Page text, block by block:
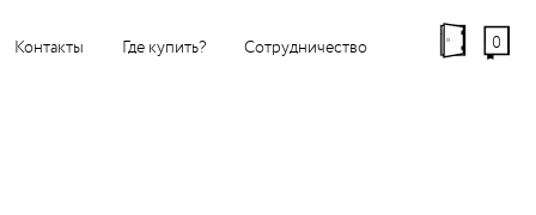
Контакты Где купить?
Сотрудничество
0